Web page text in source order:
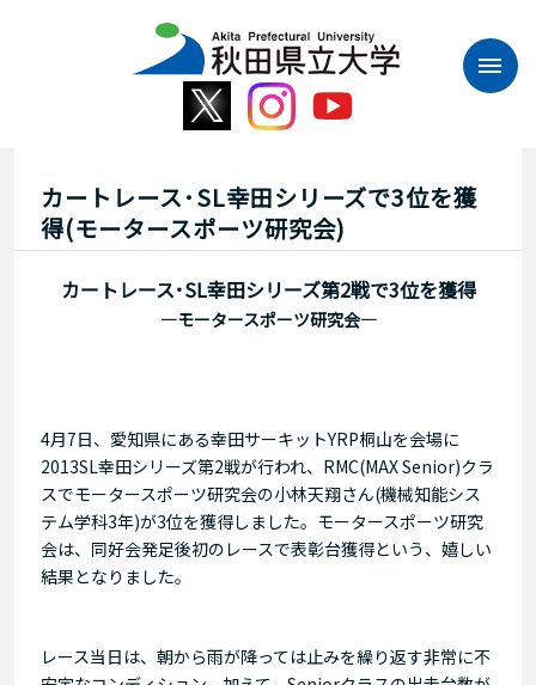
カートレース･SL幸田シリーズで3位を獲
得(モータースポーツ研究会)
カートレース･SL幸田シリーズ第2戦で3位を獲得
―モータースポーツ研究会―
4月7日、愛知県にある幸田サーキットYRP桐山を会場に
2013SL幸田シリーズ第2戦が行われ、RMC(MAX Senior)クラ
スでモータースポーツ研究会の小林天翔さん(機械知能シス
テム学科3年)が3位を獲得しました。モータースポーツ研究
会は、同好会発足後初のレースで表彰台獲得という、嬉しい
結果となりました。
レース当日は、朝から雨が降っては止みを繰り返す非常に不